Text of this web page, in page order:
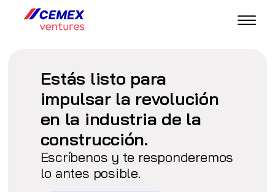
Estás listo para
impulsar la revolución
en la industria de la
construcción.
Escríbenos y te responderemos
lo antes posible.